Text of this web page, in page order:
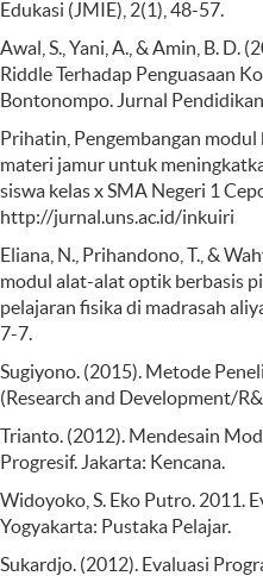
Edukasi (JMIE), 2(1), 48-57.
Awal, S., Yani, A., & Amin, B. D.
Riddle Terhadap Penguasaan
Bontonompo. Jurnal
Prihatin, Pengembangan
materi jamur untuk
siswa kelas x SMA Negeri 1
http://jurnal.uns.ac.id/inkuiri
Eliana, N., Prihandono, T., &
modul alat-alat optik berbasis
pelajaran fisika di madrasah
7-7.
Sugiyono. (2015). Metode
(Research and Development/
Trianto. (2012). Mendesain
Progresif. Jakarta: Kencana.
Widoyoko, S. Eko Putro. 2011.
Yogyakarta: Pustaka Pelajar.
Sukardjo. (2012). Evaluasi